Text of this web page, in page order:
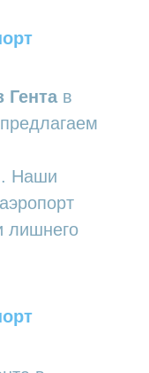
Гентав
Наши
лишнего